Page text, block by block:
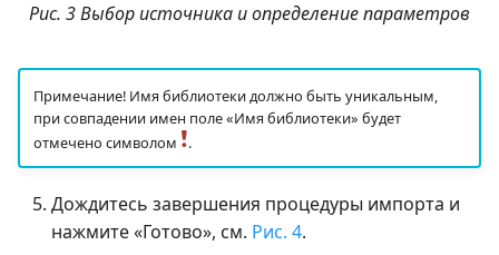
Рис. 3 Выбор источника и определение параметров
Примечание! Имя библиотеки должно быть уникальным,
при совпадении имен поле «Имя библиотеки» будет
отмечено символом
.
Дождитесь завершения процедуры импорта и
нажмите «Готово», см. Рис. 4.